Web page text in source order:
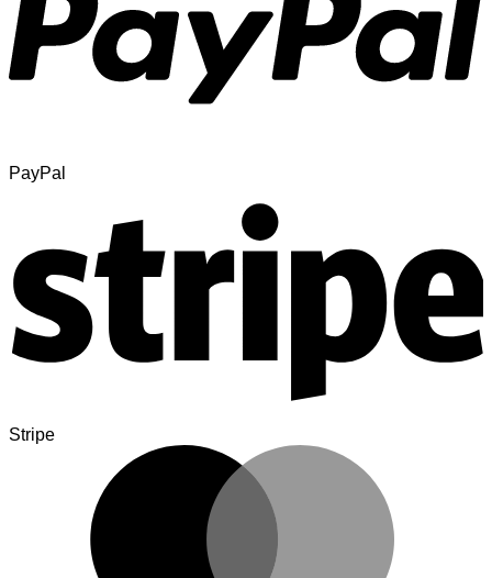
PayPal
Stripe